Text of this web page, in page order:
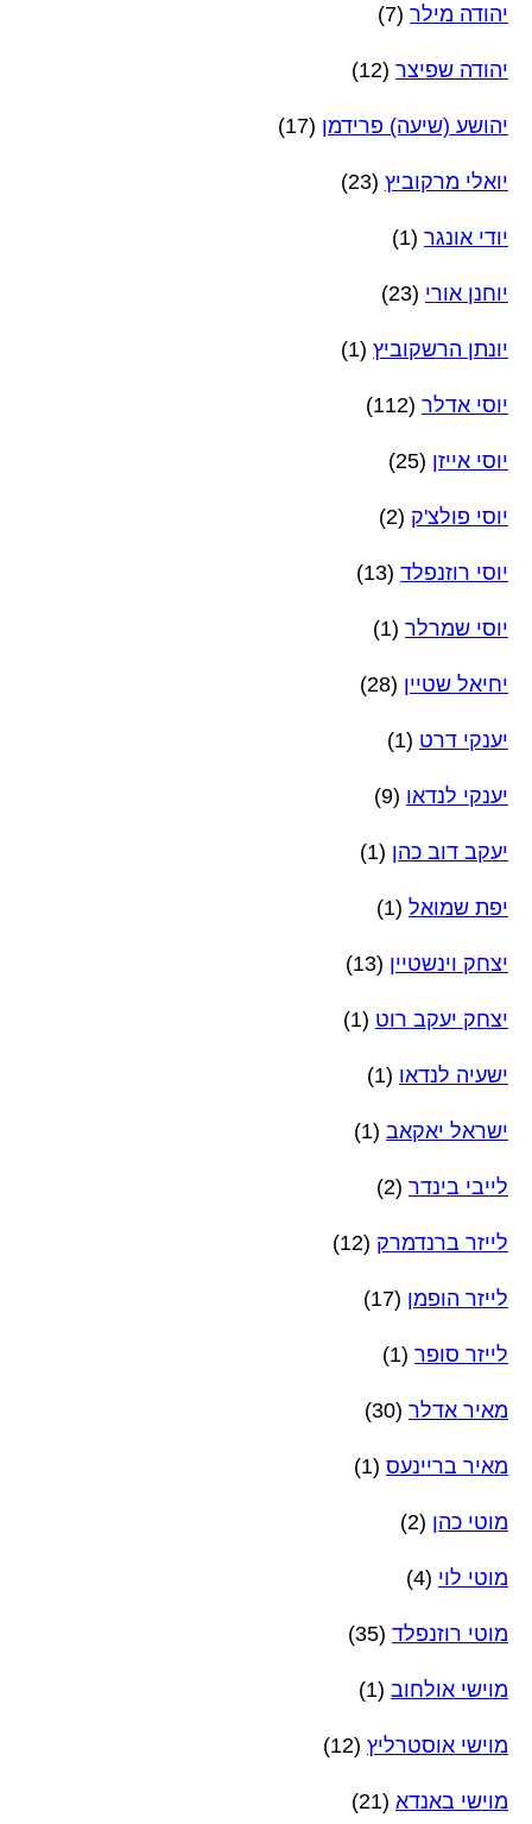
יהודה מילר (7)
יהודה שפיצר (12)
יהושע (שיעה) פרידמן (17)
יואלי מרקוביץ (23)
יודי אונגר (1)
יוחנן אורי (23)
יונתן הרשקוביץ (1)
יוסי אדלר (112)
יוסי אייזן (25)
יוסי פולצ'ק (2)
יוסי רוזנפלד (13)
יוסי שמרלר (1)
יחיאל שטיין (28)
יענקי דרט (1)
יענקי לנדאו (9)
יעקב דוב כהן (1)
יפת שמואל (1)
יצחק וינשטיין (13)
יצחק יעקב רוט (1)
ישעיה לנדאו (1)
ישראל יאקאב (1)
לייבי בינדר (2)
לייזר ברנדמרק (12)
לייזר הופמן (17)
לייזר סופר (1)
מאיר אדלר (30)
מאיר בריינעס (1)
מוטי כהן (2)
מוטי לוי (4)
מוטי רוזנפלד (35)
מוישי אולחוב (1)
מוישי אוסטרליץ (12)
מוישי באנדא (21)